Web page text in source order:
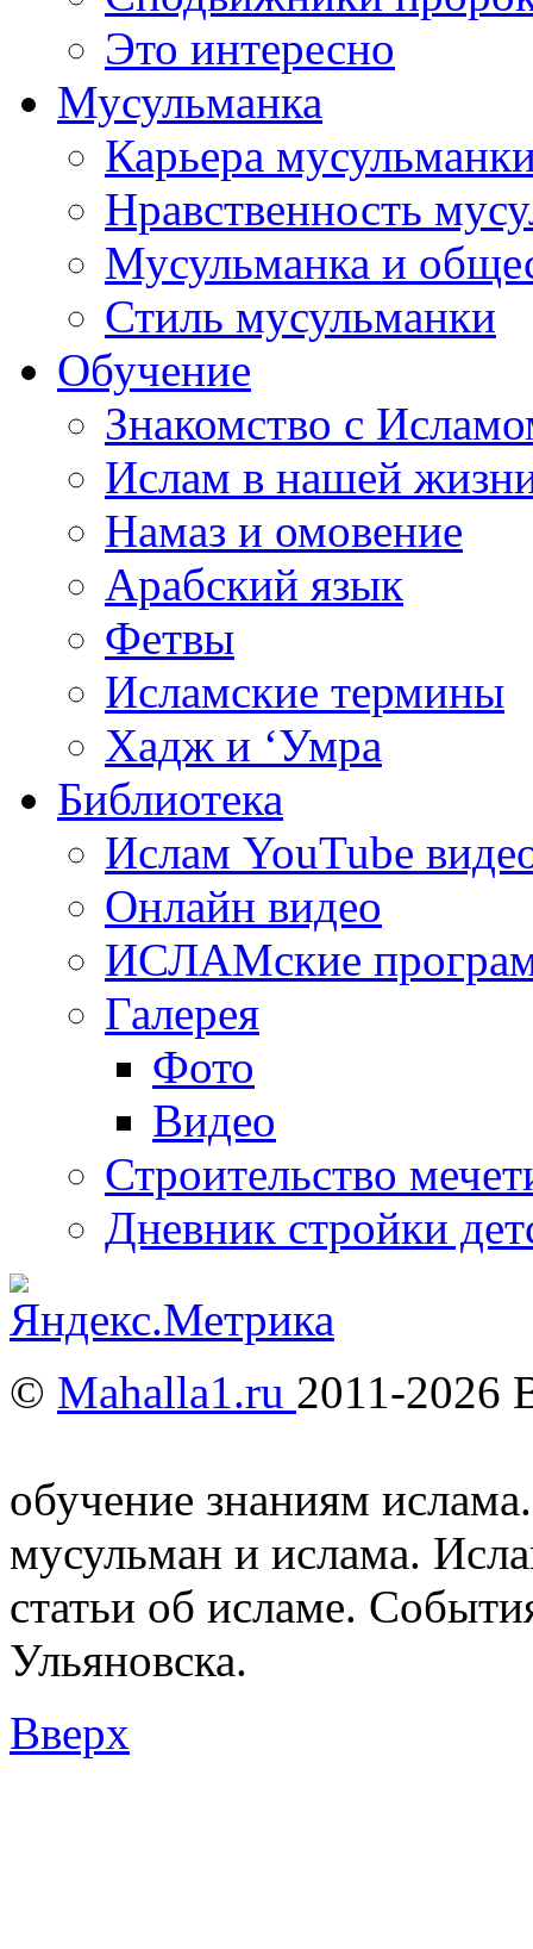
Это интересно
Мусульманка
Карьера
Нравственность
Мусульманка и
Стиль мусульманки
Обучение
Знакомство с
Ислам в нашей
Намаз и омовение
Арабский язык
Фетвы
Исламские термины
Хадж и ‘Умра
Библиотека
Ислам YouTube
Онлайн видео
ИСЛАМские
Галерея
Фото
Видео
Строительство
Дневник стройки
© Mahalla1.ru 2011-2026
обучение знаниям
мусульман и ислама.
статьи об исламе.
Ульяновска.
Вверх